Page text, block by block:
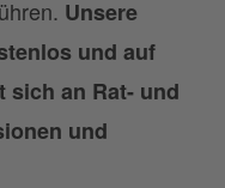
Unsere
und auf
sich an Rat- und
und